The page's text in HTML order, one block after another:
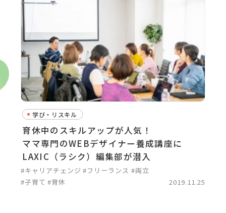
学び・リスキル
育休中のスキルアップが人気！
ママ専門のWEBデザイナー養成講座に
LAXIC（ラシク）編集部が潜入
#キャリアチェンジ #フリーランス #両立
#子育て #育休 2019.11.25